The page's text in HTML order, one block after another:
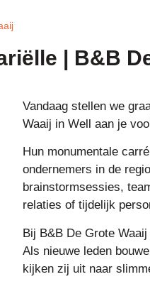
| B&B
Vandaag stellen we
Waaij in Well aan je
Hun monumentale
ondernemers in de
brainstormsessies,
relaties of tijdelijk
Bij B&B De Grote
Als nieuwe leden
kijken zij uit naar